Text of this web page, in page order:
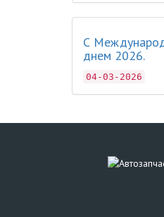
С
днем 2026.
04-03-2026